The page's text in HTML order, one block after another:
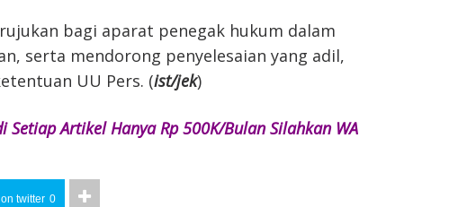
bagi aparat penegak hukum dalam
serta mendorong penyelesaian yang adil,
UU Pers. (ist/jek)
Setiap Artikel Hanya Rp 500K/Bulan Silahkan WA
twitter 0